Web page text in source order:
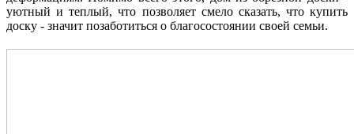
уютный и теплый, что позволяет смело сказать, что купить
доску - значит позаботиться о благосостоянии своей семьи.